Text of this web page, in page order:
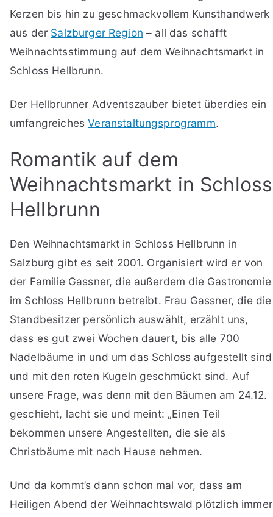
Kerzen bis hin zu geschmackvollem Kunsthandwerk
aus der Salzburger Region – all das schafft
Weihnachtsstimmung auf dem Weihnachtsmarkt in
Schloss Hellbrunn.
Der Hellbrunner Adventszauber bietet überdies ein
umfangreichesVeranstaltungsprogramm.
Romantik auf dem
Weihnachtsmarkt in Schloss
Hellbrunn
Den Weihnachtsmarkt in Schloss Hellbrunn in
Salzburg gibt es seit 2001. Organisiert wird er von
der Familie Gassner, die außerdem die Gastronomie
im Schloss Hellbrunn betreibt. Frau Gassner, die die
Standbesitzer persönlich auswählt, erzählt uns,
dass es gut zwei Wochen dauert, bis alle 700
Nadelbäume in und um das Schloss aufgestellt sind
und mit den roten Kugeln geschmückt sind. Auf
unsere Frage, was denn mit den Bäumen am 24.12.
geschieht, lacht sie und meint: „Einen Teil
bekommen unsere Angestellten, die sie als
Christbäume mit nach Hause nehmen.
Und da kommt’s dann schon mal vor, dass am
Heiligen Abend der Weihnachtswald plötzlich immer